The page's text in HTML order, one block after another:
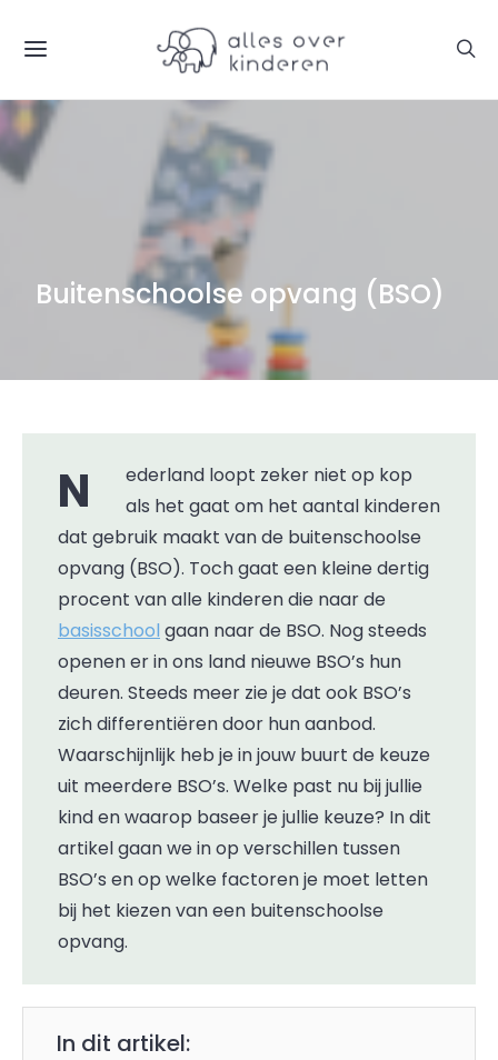
Buitenschoolse opvang (BSO)
Nederland loopt zeker niet op kop
als het gaat om het aantal kinderen
dat gebruik maakt van de buitenschoolse
opvang (BSO). Toch gaat een kleine dertig
procent van alle kinderen die naar de
basisschool gaan naar de BSO. Nog steeds
openen er in ons land nieuwe BSO’s hun
deuren. Steeds meer zie je dat ook BSO’s
zich differentiëren door hun aanbod.
Waarschijnlijk heb je in jouw buurt de keuze
uit meerdere BSO’s. Welke past nu bij jullie
kind en waarop baseer je jullie keuze? In dit
artikel gaan we in op verschillen tussen
BSO’s en op welke factoren je moet letten
bij het kiezen van een buitenschoolse
opvang.
In dit artikel: